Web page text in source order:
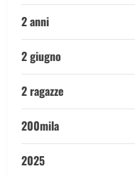
2 anni
2 giugno
2 ragazze
200mila
2025